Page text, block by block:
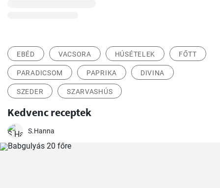
EBÉD VACSORA HÚSÉTELEK FŐTT
PARADICSOM PAPRIKA DIVINA
SZEDER SZARVASHÚS
Kedvenc receptek
S.Hanna